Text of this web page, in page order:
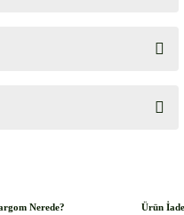
siz yapın!
Nerede? Ürün